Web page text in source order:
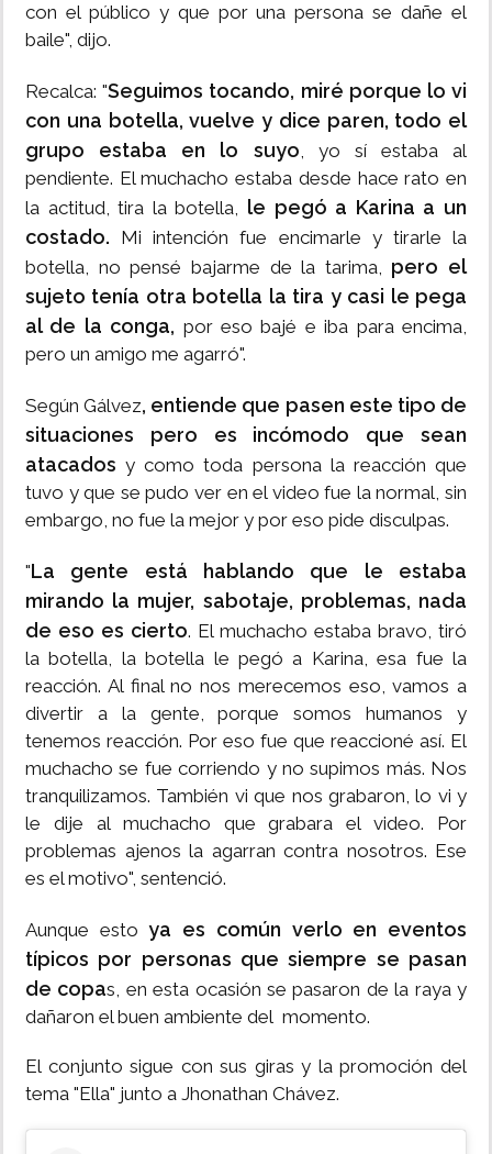
con el público y que por una persona se dañe el
baile", dijo.
Recalca: "Seguimos tocando, miré porque lo vi
con una botella, vuelve y dice paren, todo el
grupo estaba en lo suyo, yo sí estaba al
pendiente. El muchacho estaba desde hace rato en
la actitud, tira la botella, le pegó a Karina a un
costado. Mi intención fue encimarle y tirarle la
botella, no pensé bajarme de la tarima, pero el
sujeto tenía otra botella la tira y casi le pega
al de la conga, por eso bajé e iba para encima,
pero un amigo me agarró".
Según Gálvez, entiende que pasen este tipo de
situaciones pero es incómodo que sean
atacadosy como toda persona la reacción que
tuvo y que se pudo ver en el video fue la normal, sin
embargo, no fue la mejor y por eso pide disculpas.
"La gente está hablando que le estaba
mirando la mujer, sabotaje, problemas, nada
de eso es cierto. El muchacho estaba bravo, tiró
la botella, la botella le pegó a Karina, esa fue la
reacción. Al final no nos merecemos eso, vamos a
divertir a la gente, porque somos humanos y
tenemos reacción. Por eso fue que reaccioné así. El
muchacho se fue corriendo y no supimos más. Nos
tranquilizamos. También vi que nos grabaron, lo vi y
le dije al muchacho que grabara el video. Por
problemas ajenos la agarran contra nosotros. Ese
es el motivo", sentenció.
Aunque estoya es común verlo en eventos
típicos por personas que siempre se pasan
de copas, en esta ocasión se pasaron de la raya y
dañaron el buen ambiente del momento.
El conjunto sigue con sus giras y la promoción del
tema "Ella" junto a Jhonathan Chávez.